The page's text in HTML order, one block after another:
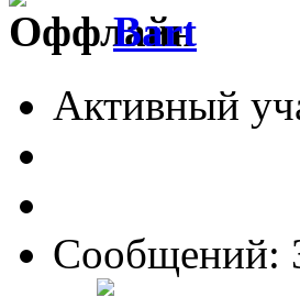
Bart
Активный
Сообщений: